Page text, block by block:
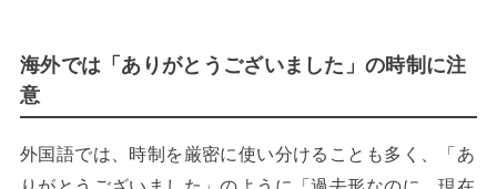
海外では「ありがとうございました」の時制に注
意
外国語では、時制を厳密に使い分けることも多く、「あ